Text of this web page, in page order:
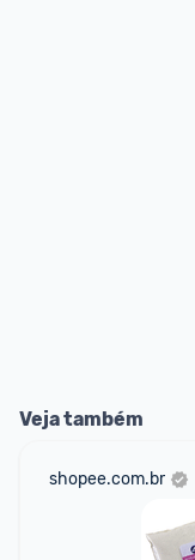
Veja também
shopee.com.br